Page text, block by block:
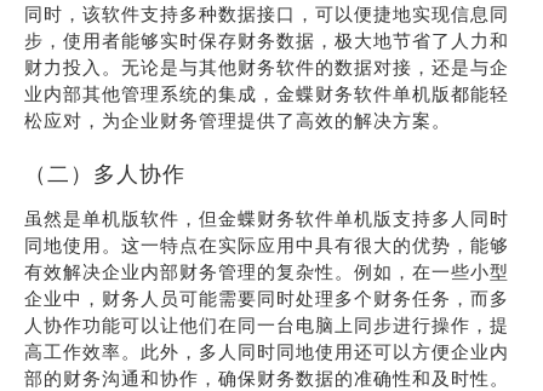
同时，该软件支持多种数据接口，可以便捷地实现信息同
步，使用者能够实时保存财务数据，极大地节省了人力和
财力投入。无论是与其他财务软件的数据对接，还是与企
业内部其他管理系统的集成，金蝶财务软件单机版都能轻
松应对，为企业财务管理提供了高效的解决方案。
（二）多人协作
虽然是单机版软件，但金蝶财务软件单机版支持多人同时
同地使用。这一特点在实际应用中具有很大的优势，能够
有效解决企业内部财务管理的复杂性。例如，在一些小型
企业中，财务人员可能需要同时处理多个财务任务，而多
人协作功能可以让他们在同一台电脑上同步进行操作，提
高工作效率。此外，多人同时同地使用还可以方便企业内
部的财务沟通和协作，确保财务数据的准确性和及时性。